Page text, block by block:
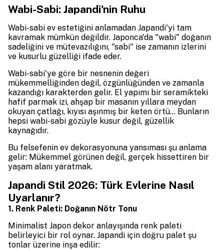
Wabi-Sabi: Japandi'nin Ruhu
Wabi-sabi ev estetiğini anlamadan Japandi'yi tam
kavramak mümkün değildir. Japonca'da "wabi" doğanın
sadeliğini ve mütevazılığını, "sabi" ise zamanın izlerini
ve kusurlu güzelliği ifade eder.
Wabi-sabi'ye göre bir nesnenin değeri
mükemmelliğinden değil, özgünlüğünden ve zamanla
kazandığı karakterden gelir. El yapımı bir seramikteki
hafif parmak izi, ahşap bir masanın yıllara meydan
okuyan çatlağı, kıyısı aşınmış bir keten örtü… Bunların
hepsi wabi-sabi gözüyle kusur değil, güzellik
kaynağıdır.
Bu felsefenin ev dekorasyonuna yansıması şu anlama
gelir: Mükemmel görünen değil, gerçek hissettiren bir
yaşam alanı yaratmak.
Japandi Stil 2026: Türk Evlerine Nasıl
Uyarlanır?
1. Renk Paleti: Doğanın Nötr Tonu
Minimalist Japon dekor anlayışında renk paleti
belirleyici bir rol oynar. Japandi için doğru palet şu
tonlar üzerine inşa edilir: